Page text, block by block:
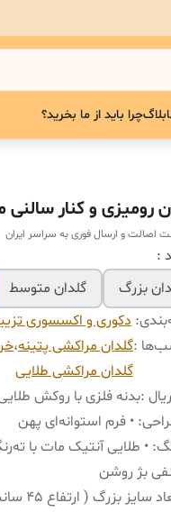
بلاگچرا باید از ما بخرید؟
رومیزی و کنار سالنی
اصالت و ارسال فوری به سراسر ایران
بزرگ
گلدان متوسط
: دکوری و اکسسوری
:گلدان مراکشی پتینه،
گلدان مراکشی طلایی
:بدنه فلزی با روکش
• فرم استوانه‌ای پهن
• طلایی آنتیک مات با
بژ روشن
بزرگ ( ارتفاع ۴۵ سانت و قطر ۲۰ سانت و دهانه ۱۴ سانت)